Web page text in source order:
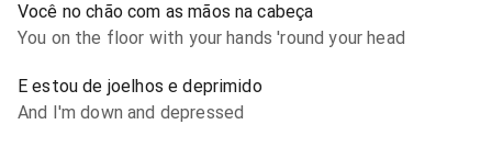
Você no chão com as mãos na cabeça
You on the floor with your hands 'round your head
E estou de joelhos e deprimido
And I'm down and depressed